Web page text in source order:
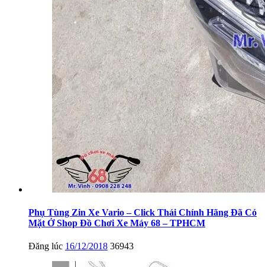
Phụ Tùng Zin Xe Vario – Click Thái Chính Hãng Đã Có
Mặt Ở Shop Đồ Chơi Xe Máy 68 – TPHCM
Đăng lúc 16/12/2018 36943